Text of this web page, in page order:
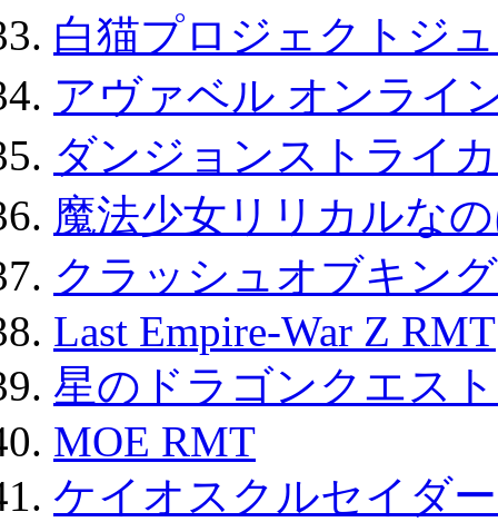
白猫プロジェクトジ
アヴァベル オンライ
ダンジョンストライ
魔法少女リリカルな
クラッシュオブキン
Last Empire-War Z RMT
星のドラゴンクエス
MOE RMT
ケイオスクルセイダ